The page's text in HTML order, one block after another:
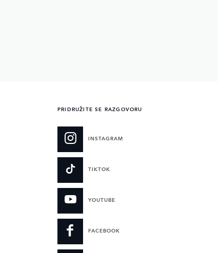
PRIDRUŽITE SE RAZGOVORU
INSTAGRAM
TIKTOK
YOUTUBE
FACEBOOK